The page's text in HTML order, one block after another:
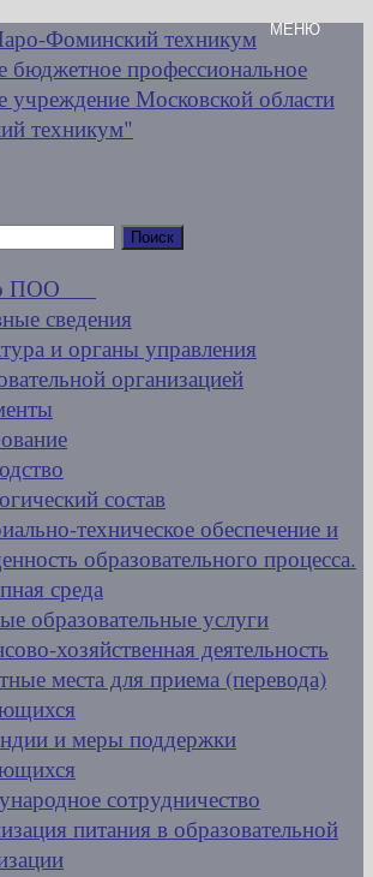
о ПОО
сведения
и органы управления
организацией
состав
техническое обеспечение и
образовательного процесса.
среда
образовательные услуги
хозяйственная деятельность
места для приема (перевода)
и меры поддержки
сотрудничество
питания в образовательной